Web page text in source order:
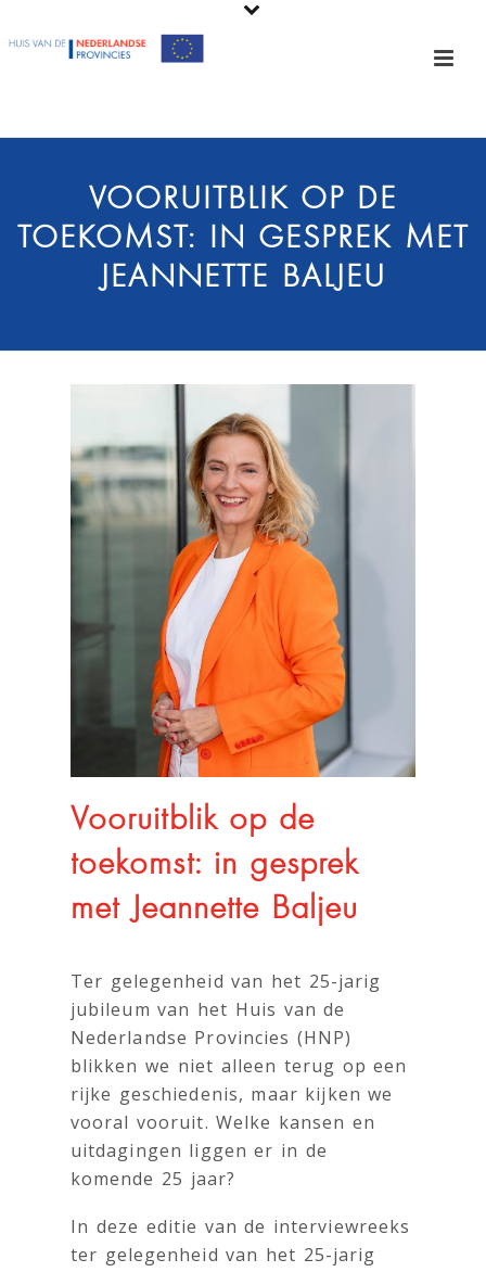
VOORUITBLIK OP DE
TOEKOMST: IN GESPREK MET
JEANNETTE BALJEU
Vooruitblik op de
toekomst: in gesprek
met Jeannette Baljeu
Ter gelegenheid van het 25-jarig
jubileum van het Huis van de
Nederlandse Provincies (HNP)
blikken we niet alleen terug op een
rijke geschiedenis, maar kijken we
vooral vooruit. Welke kansen en
uitdagingen liggen er in de
komende 25 jaar?
In deze editie van de interviewreeks
ter gelegenheid van het 25-jarig